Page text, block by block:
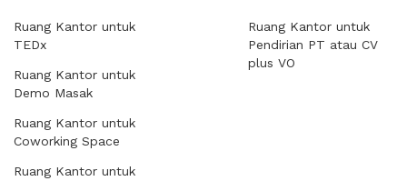
Ruang Kantor untuk
TEDx
Ruang Kantor untuk
Demo Masak
Ruang Kantor untuk
Coworking Space
Ruang Kantor untuk
Ruang Kantor untuk
Pendirian PT atau CV
plus VO